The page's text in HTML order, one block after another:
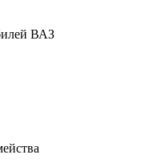
ВАЗ